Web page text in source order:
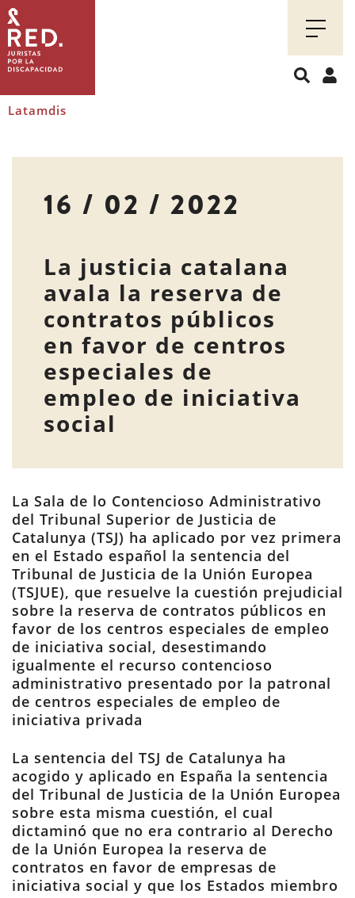
Juristas
por
la
discapacidad
Latamdis
16 / 02 / 2022
La justicia catalana
avala la reserva de
contratos públicos
en favor de centros
especiales de
empleo de iniciativa
social
La Sala de lo Contencioso Administrativo
del Tribunal Superior de Justicia de
Catalunya (TSJ) ha aplicado por vez primera
en el Estado español la sentencia del
Tribunal de Justicia de la Unión Europea
(TSJUE), que resuelve la cuestión prejudicial
sobre la reserva de contratos públicos en
favor de los centros especiales de empleo
de iniciativa social, desestimando
igualmente el recurso contencioso
administrativo presentado por la patronal
de centros especiales de empleo de
iniciativa privada
La sentencia del TSJ de Catalunya ha
acogido y aplicado en España la sentencia
del Tribunal de Justicia de la Unión Europea
sobre esta misma cuestión, el cual
dictaminó que no era contrario al Derecho
de la Unión Europea la reserva de
contratos en favor de empresas de
iniciativa social y que los Estados miembro